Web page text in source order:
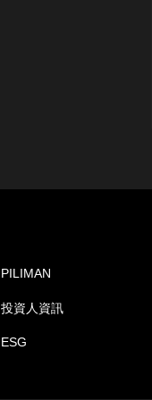
PILIMAN
投資人資訊
ESG